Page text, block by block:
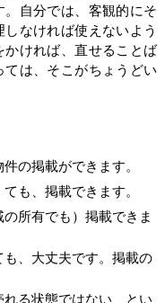
自分では、客観的にそ
なければ使えないよう
ければ、直せることば
は、そこがちょうどい
の掲載ができます。
も、掲載できます。
所有でも）掲載できま
、大丈夫です。掲載の
る状態ではない、とい